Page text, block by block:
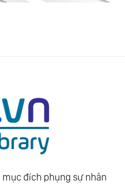
đích phụng sự nhân